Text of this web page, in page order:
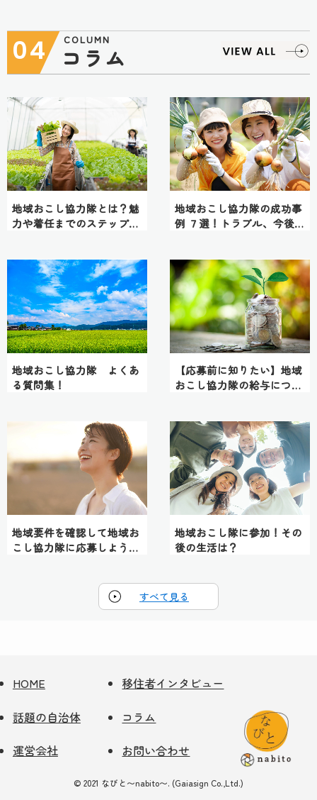
04 COLUMN
コラム
地域おこし協力隊とは？魅
力や着任までのステップを
地域おこし協力隊の成功事
例 ７選！トラブル、今後の
地域おこし協力隊 よくあ
る質問集！
【応募前に知りたい】地域
おこし協力隊の給与につい
地域要件を確認して地域お
こし協力隊に応募しよう…
地域おこし隊に参加！その
後の生活は？
すべて見る
HOME
移住者インタビュー
話題の自治体
コラム
運営会社
お問い合わせ
© 2021 なびと〜nabito〜. (Gaiasign Co.,Ltd.)